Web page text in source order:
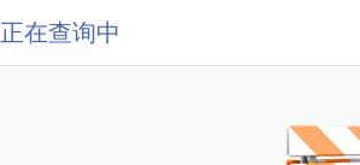
正在查询中